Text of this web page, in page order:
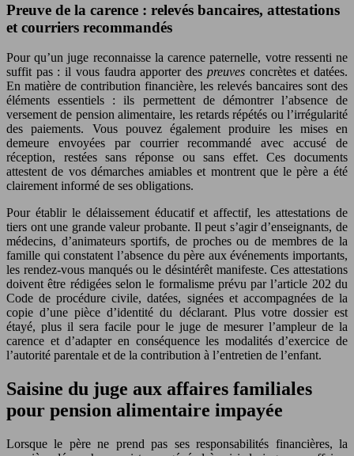
Preuve de la carence : relevés bancaires, attestations
et courriers recommandés
Pour qu’un juge reconnaisse la carence paternelle, votre ressenti ne
suffit pas : il vous faudra apporter des preuvesconcrètes et datées.
En matière de contribution financière, les relevés bancaires sont des
éléments essentiels : ils permettent de démontrer l’absence de
versement de pension alimentaire, les retards répétés ou l’irrégularité
des paiements. Vous pouvez également produire les mises en
demeure envoyées par courrier recommandé avec accusé de
réception, restées sans réponse ou sans effet. Ces documents
attestent de vos démarches amiables et montrent que le père a été
clairement informé de ses obligations.
Pour établir le délaissement éducatif et affectif, les attestations de
tiers ont une grande valeur probante. Il peut s’agir d’enseignants, de
médecins, d’animateurs sportifs, de proches ou de membres de la
famille qui constatent l’absence du père aux événements importants,
les rendez-vous manqués ou le désintérêt manifeste. Ces attestations
doivent être rédigées selon le formalisme prévu par l’article 202 du
Code de procédure civile, datées, signées et accompagnées de la
copie d’une pièce d’identité du déclarant. Plus votre dossier est
étayé, plus il sera facile pour le juge de mesurer l’ampleur de la
carence et d’adapter en conséquence les modalités d’exercice de
l’autorité parentale et de la contribution à l’entretien de l’enfant.
Saisine du juge aux affaires familiales
pour pension alimentaire impayée
Lorsque le père ne prend pas ses responsabilités financières, la